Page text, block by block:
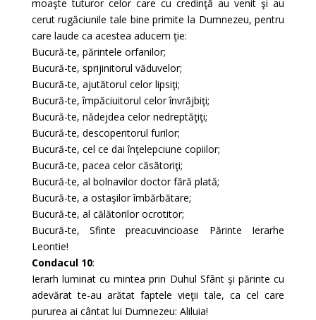
moaşte tuturor celor care cu credinţă au venit şi au
cerut rugăciunile tale bine primite la Dumnezeu, pentru
care laude ca acestea aducem ţie:
Bucură-te, părintele orfanilor;
Bucură-te, sprijinitorul văduvelor;
Bucură-te, ajutătorul celor lipsiţi;
Bucură-te, împăciuitorul celor învrăjbiţi;
Bucură-te, nădejdea celor nedreptăţiţi;
Bucură-te, descoperitorul furilor;
Bucură-te, cel ce dai înţelepciune copiilor;
Bucură-te, pacea celor căsătoriţi;
Bucură-te, al bolnavilor doctor fără plată;
Bucură-te, a ostaşilor îmbărbătare;
Bucură-te, al călătorilor ocrotitor;
Bucură-te, Sfinte preacuvincioase Părinte Ierarhe
Leontie!
Condacul 10:
Ierarh luminat cu mintea prin Duhul Sfânt şi părinte cu
adevărat te-au arătat faptele vieţii tale, ca cel care
pururea ai cântat lui Dumnezeu: Aliluia!